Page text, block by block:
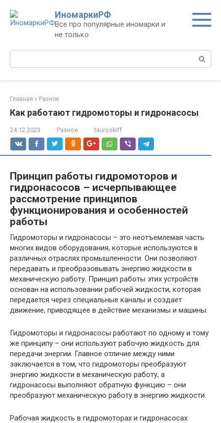
контенту
ИномаркиРФ
Все про популярные иномарки и
не только
Поиск:
Главная » Разное
Как работают гидромоторы и гидронасосы
24.12.2023 Разное tauroskiff
Принцип работы гидромоторов и
гидронасосов – исчерпывающее
рассмотрение принципов
функционирования и особенностей
работы
Гидромоторы и гидронасосы – это неотъемлемая часть
многих видов оборудования, которые используются в
различных отраслях промышленности. Они позволяют
передавать и преобразовывать энергию жидкости в
механическую работу. Принцип работы этих устройств
основан на использовании рабочей жидкости, которая
передается через специальные каналы и создает
движение, приводящее в действие механизмы и машины.
Гидромоторы и гидронасосы работают по одному и тому
же принципу – они используют рабочую жидкость для
передачи энергии. Главное отличие между ними
заключается в том, что гидромоторы преобразуют
энергию жидкости в механическую работу, а
гидронасосы выполняют обратную функцию – они
преобразуют механическую работу в энергию жидкости.
Рабочая жидкость в гидромоторах и гидронасосах